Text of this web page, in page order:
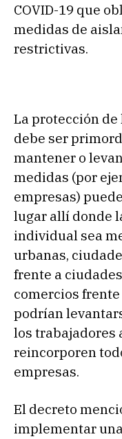
COVID-19 que
medidas de
restrictivas.
La protección
debe ser
mantener o
medidas (por
empresas)
lugar allí donde
individual sea
urbanas,
frente a
comercios
podrían
los trabajadores
reincorporen
empresas.
El decreto
implementar